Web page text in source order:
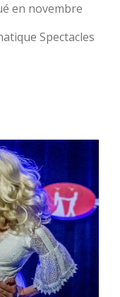
en novembre
Spectacles
par les